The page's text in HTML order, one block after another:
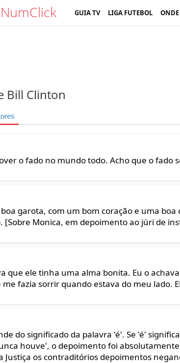
GUIA TV LIGA FUTEBOL
Bill Clinton
o fado no mundo todo. Acho que o fado
garota, com um bom coração e uma
[Sobre Monica, em depoimento ao júri de
que ele tinha uma alma bonita. Eu o
me fazia sorrir quando estava do meu lado.
do significado da palavra 'é'. Se 'é'
houve', o depoimento foi
Justiça os contraditórios depoimentos